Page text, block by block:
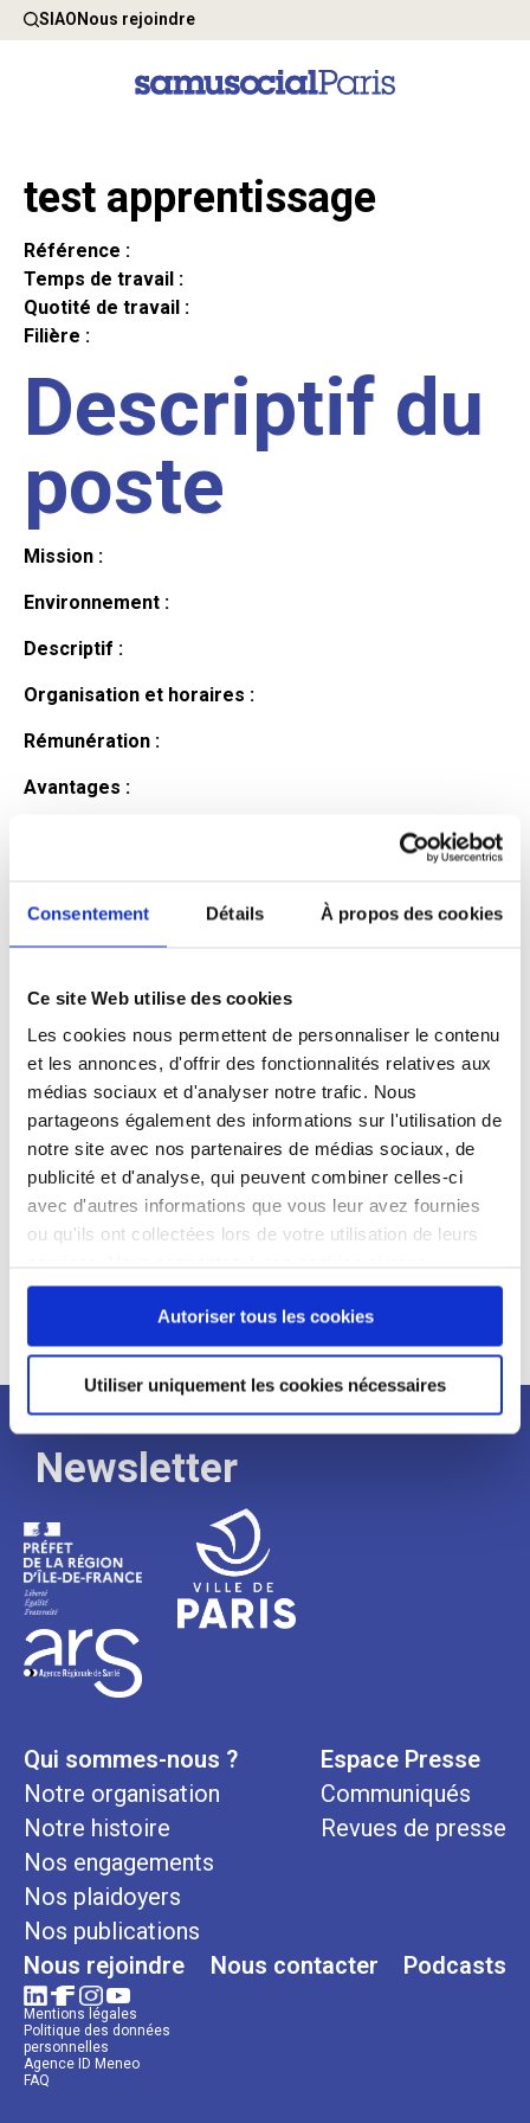
Consentement Détails À propos des cookies
Ce site Web utilise des cookies
Les cookies nous permettent de personnaliser le contenu
et les annonces, d'offrir des fonctionnalités relatives aux
médias sociaux et d'analyser notre trafic. Nous
partageons également des informations sur l'utilisation de
notre site avec nos partenaires de médias sociaux, de
publicité et d'analyse, qui peuvent combiner celles-ci
avec d'autres informations que vous leur avez fournies
ou qu'ils ont collectées lors de votre utilisation de leurs
continuez à utiliser notre site Web.
Autoriser tous les cookies
Utiliser uniquement les cookies nécessaires
SIAONous rejoindre
test apprentissage
Référence :
Temps de travail :
Quotité de travail :
Filière :
Descriptif du
poste
Mission :
Environnement :
Descriptif :
Organisation et horaires :
Rémunération :
Avantages :
candidat
Qualifications et diplômes :
Profil recherché :
Expérience :
Processus
de
recrutement
Newsletter
Qui sommes-nous ?
Notre organisation
Notre histoire
Nos engagements
Nos plaidoyers
Nos publications
Espace Presse
Communiqués
Revues de presse
Nous rejoindre Nous contacter Podcasts
Mentions légales
Politique des données
personnelles
Agence ID Meneo
FAQ